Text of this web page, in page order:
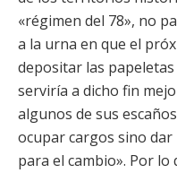
«régimen del 78», no
a la urna en que el
depositar las
serviría a dicho fin
algunos de sus
ocupar cargos sino
para el cambio». Por